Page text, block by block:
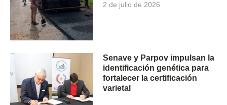
2 de julio de 2026
Senave y Parpov impulsan la
identificación genética para
fortalecer la certificación
varietal